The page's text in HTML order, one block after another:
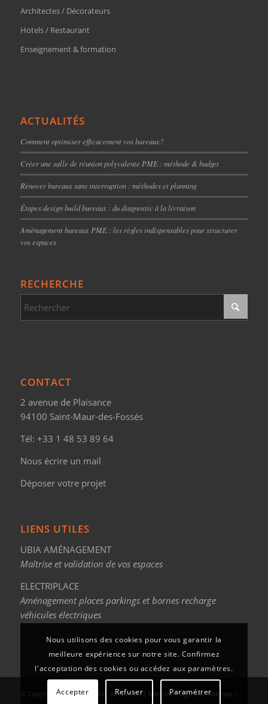
Architectes / Décorateurs
Hotels / Restaurant
Enseignement & formation
ACTUALITÉS
Comment optimiser efficacement vos bureaux?
Créer une salle de réunion polyvalente PME : méthode & budget
Rénover bureaux sans interruption : méthodes et planning
Étapes design build bureaux : du diagnostic à la livraison
Aménagement bureaux PME : les règles indispensables pour structurer
vos espaces
RECHERCHE
CONTACT
2 avenue de Plaisance
94100 Saint-Maur-des-Fossés
Tél: +33 1 48 53 89 64
Nous écrire un mail
Déposer votre projet
LIENS UTILES
UBIA AMÉNAGEMENT
Maîtrise et validation de vos espaces
ELECTRIPLACE
Aménagement places parkings et bornes recharge
véhicules électriques
© Copyright - Ubia, mobilier de bureau | Mentions légales|Sitemap
Nous utilisons des cookies pour vous garantir la
meilleure expérience sur notre site. Confirmez
l'acceptation des cookies ou accédez aux paramètres.
Accepter Refuser Paramétrer